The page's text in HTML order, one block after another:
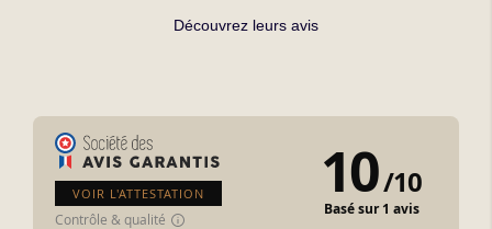
Découvrez leurs avis
VOIR L'ATTESTATION
Contrôle & qualité
10/10
Basé sur 1 avis